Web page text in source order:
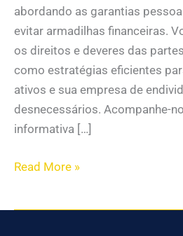
abordando as garantias
evitar armadilhas financeiras.
os direitos e deveres das
como estratégias eficientes
ativos e sua empresa de
desnecessários. Acompanhe-
informativa […]
Read More »